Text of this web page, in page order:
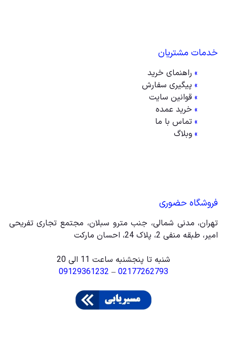
خدمات مشتریان
» راهنمای خرید
» پیگیری سفارش
» قوانین سایت
» خرید عمده
» تماس با ما
» وبلاگ
فروشگاه حضوری
تهران، مدنی شمالی، جنب مترو سبلان، مجتمع تجاری تفریحی
امیر، طبقه منفی 2، پلاک 24، احسان مارکت
شنبه تا پنجشنبه ساعت 11 الی 20
02177262793
–
09129361232